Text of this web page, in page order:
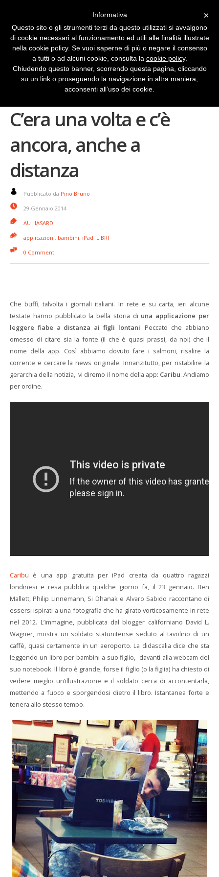
La fiaba da leggere?
C’era una volta e c’è
ancora, anche a
distanza
Pubblicato da Pino Bruno
29 Gennaio 2014
AU HASARD
applicazioni, bambini, iPad, LIBRI
0 Commenti
Che buffi, talvolta i giornali italiani. In rete e su carta, ieri alcune
testate hanno pubblicato la bella storia di una applicazione per
leggere fiabe a distanza ai figli lontani. Peccato che abbiano
omesso di citare sia la fonte (il che è quasi prassi, da noi) che il
nome della app. Così abbiamo dovuto fare i salmoni, risalire la
corrente e cercare la news originale. Innanzitutto, per ristabilire la
gerarchia della notizia, vi diremo il nome della app: Caribu. Andiamo
per ordine.
Caribu è una app gratuita per iPad creata da quattro ragazzi
londinesi e resa pubblica qualche giorno fa, il 23 gennaio. Ben
Mallett, Philip Linnemann, Si Dhanak e Alvaro Sabido raccontano di
essersi ispirati a una fotografia che ha girato vorticosamente in rete
nel 2012. L’immagine, pubblicata dal blogger californiano David L.
Wagner, mostra un soldato statunitense seduto al tavolino di un
caffè, quasi certamente in un aeroporto. La didascalia dice che sta
leggendo un libro per bambini a suo figlio, davanti alla webcam del
suo notebook. Il libro è grande, forse il figlio (o la figlia) ha chiesto di
vedere meglio un’illustrazione e il soldato cerca di accontentarla,
mettendo a fuoco e sporgendosi dietro il libro. Istantanea forte e
tenera allo stesso tempo.
×
Informativa
Questo sito o gli strumenti terzi da questo utilizzati si avvalgono
di cookie necessari al funzionamento ed utili alle finalità illustrate
nella cookie policy. Se vuoi saperne di più o negare il consenso
a tutti o ad alcuni cookie, consulta la cookie policy.
Chiudendo questo banner, scorrendo questa pagina, cliccando
su un link o proseguendo la navigazione in altra maniera,
acconsenti all’uso dei cookie.